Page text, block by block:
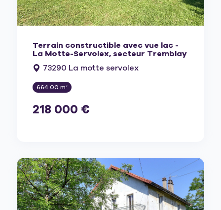
Terrain constructible avec vue lac -
La Motte-Servolex, secteur Tremblay
73290 La motte servolex
664.00 m²
218 000 €